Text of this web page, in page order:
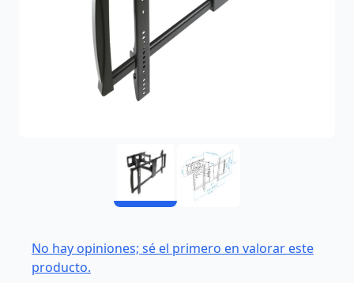
No hay opiniones; sé el primero en valorar este
producto.